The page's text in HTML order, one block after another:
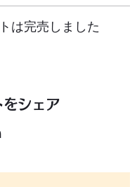
は完売しました
をシェア